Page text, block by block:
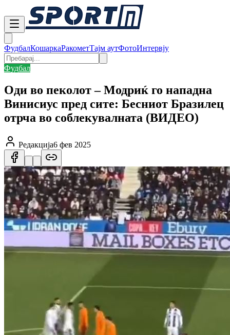
ФудбалКошаркаРакометТајм аутФотоИнтервју
Фудбал
Оди во пеколот – Модриќ го нападна
Винисиус пред сите: Бесниот Бразилец
отрча во соблекувалната (ВИДЕО)
Редакција6 фев 2025